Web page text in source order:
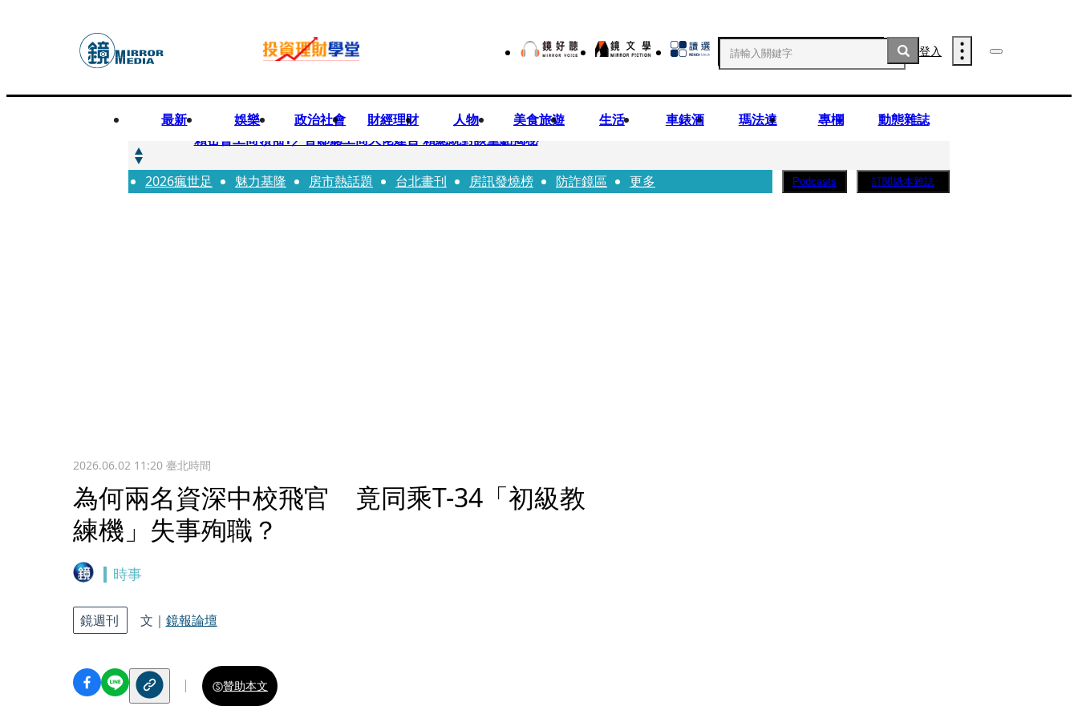
登入
最新 娛樂 政治社會 財經理財 人物 美食旅遊 生活 車錶酒 瑪法達 專欄 動態雜誌
快訊
賴密會工商領袖1／官邸聽工商大佬建言 賴總統對談重點揭秘
快訊
台中女師遭特教生刺傷右眼恐失明 工會籲檢討校安破口：老師不是肉身盾牌
2026瘋世足 魅力基隆 房市熱話題 台北畫刊 房訊發燒榜 防詐鏡區 更多 Podcasts 訂閱紙本雜誌
2026.06.02 11:20臺北時間
為何兩名資深中校飛官 竟同乘T-34「初級教
練機」失事殉職？
時事
鏡週刊 文｜ 鏡報論壇
贊助本文